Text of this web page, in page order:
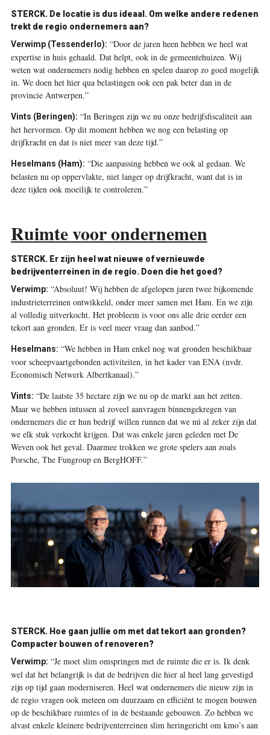
STERCK. De locatie is dus ideaal. Om welke andere redenen
trekt de regio ondernemers aan?
Verwimp (Tessenderlo): “Door de jaren heen hebben we heel wat
expertise in huis gehaald. Dat helpt, ook in de gemeentehuizen. Wij
weten wat ondernemers nodig hebben en spelen daarop zo goed mogelijk
in. We doen het hier qua belastingen ook een pak beter dan in de
provincie Antwerpen.”
Vints (Beringen): “In Beringen zijn we nu onze bedrijfsfiscaliteit aan
het hervormen. Op dit moment hebben we nog een belasting op
drijfkracht en dat is niet meer van deze tijd.”
Heselmans (Ham): “Die aanpassing hebben we ook al gedaan. We
belasten nu op oppervlakte, niet langer op drijfkracht, want dat is in
deze tijden ook moeilijk te controleren.”
Ruimte voor ondernemen
STERCK. Er zijn heel wat nieuwe of vernieuwde
bedrijventerreinen in de regio. Doen die het goed?
Verwimp: “Absoluut! Wij hebben de afgelopen jaren twee bijkomende
industrieterreinen ontwikkeld, onder meer samen met Ham. En we zijn
al volledig uitverkocht. Het probleem is voor ons alle drie eerder een
tekort aan gronden. Er is veel meer vraag dan aanbod.”
Heselmans: “We hebben in Ham enkel nog wat gronden beschikbaar
voor scheepvaartgebonden activiteiten, in het kader van ENA (nvdr.
Economisch Netwerk Albertkanaal).”
Vints: “De laatste 35 hectare zijn we nu op de markt aan het zetten.
Maar we hebben intussen al zoveel aanvragen binnengekregen van
ondernemers die er hun bedrijf willen runnen dat we nú al zeker zijn dat
we elk stuk verkocht krijgen. Dat was enkele jaren geleden met De
Weven ook het geval. Daarmee trokken we grote spelers aan zoals
Porsche, The Fungroup en BergHOFF.”
STERCK. Hoe gaan jullie om met dat tekort aan gronden?
Compacter bouwen of renoveren?
Verwimp: “Je moet slim omspringen met de ruimte die er is. Ik denk
wel dat het belangrijk is dat de bedrijven die hier al heel lang gevestigd
zijn op tijd gaan moderniseren. Heel wat ondernemers die nieuw zijn in
de regio vragen ook meteen om duurzaam en efficiënt te mogen bouwen
op de beschikbare ruimtes of in de bestaande gebouwen. Zo hebben we
alvast enkele kleinere bedrijventerreinen slim heringericht om kmo’s aan